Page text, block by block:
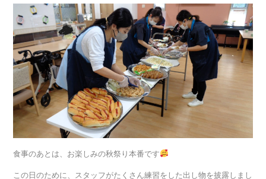
食事のあとは、お楽しみの秋祭り本番です
この日のために、スタッフがたくさん練習をした出し物を披露しまし